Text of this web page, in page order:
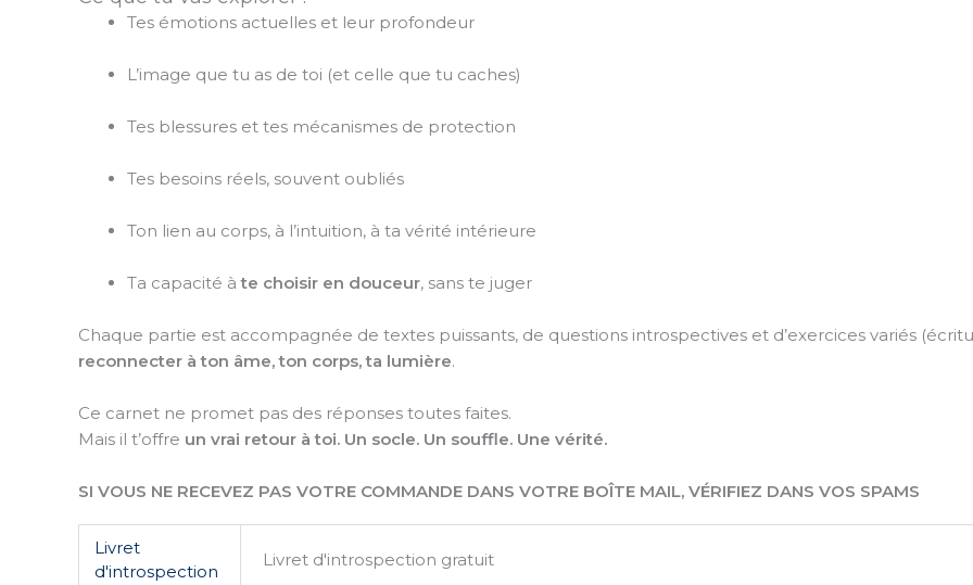
Tes émotions actuelles et leur profondeur
L’image que tu as de toi (et celle que tu caches)
Tes blessures et tes mécanismes de protection
Tes besoins réels, souvent oubliés
Ton lien au corps, à l’intuition, à ta vérité intérieure
Ta capacité àte choisir en douceur, sans te juger
Chaque partie est accompagnée de textes puissants, de questions introspectives et d’exercices variés
reconnecter à ton âme, ton corps, ta lumière.
Ce carnet ne promet pas des réponses toutes faites.
Mais il t’offre un vrai retour à toi. Un socle. Un souffle. Une vérité.
SI VOUS NE RECEVEZ PAS VOTRE COMMANDE DANS VOTRE BOÎTE MAIL, VÉRIFIEZ DANS VOS SPAMS
Livret
d'introspection
Livret d'introspection gratuit